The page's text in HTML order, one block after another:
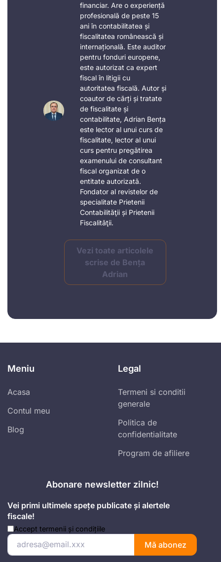
financiar. Are o experiență
profesională de peste 15
ani în contabilitatea și
fiscalitatea românească și
internațională. Este auditor
pentru fonduri europene,
este autorizat ca expert
fiscal în litigii cu
autoritatea fiscală. Autor și
coautor de cărți și tratate
de fiscalitate și
contabilitate, Adrian Bența
este lector al unui curs de
fiscalitate, lector al unui
curs pentru pregătirea
examenului de consultant
fiscal organizat de o
entitate autorizată.
Fondator al revistelor de
specialitate Prietenii
Contabilităţii și Prietenii
Fiscalităţii.
Vezi toate articolele
scrise de Bența
Adrian
Meniu
Acasa
Contul meu
Blog
Legal
Termeni si conditii
generale
Politica de
confidentialitate
Program de afiliere
Abonare newsletter zilnic!
Vei primi ultimele spețe publicate și alertele
fiscale!
Accept termenii și condițiile
Mă abonez